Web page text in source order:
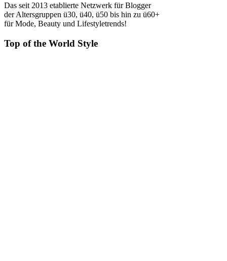
Das seit 2013 etablierte Netzwerk für Blogger
der Altersgruppen ü30, ü40, ü50 bis hin zu ü60+
für Mode, Beauty und Lifestyletrends!
Top of the World Style